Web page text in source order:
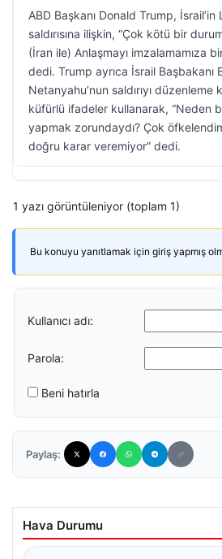
ABD Başkanı Donald Trump, İsrail’in
saldırısına ilişkin, “Çok kötü bir
(İran ile) Anlaşmayı imzalamamıza
dedi. Trump ayrıca İsrail Başbakanı
Netanyahu’nun saldırıyı düzenleme
küfürlü ifadeler kullanarak, “Neden
yapmak zorundaydı? Çok
doğru karar veremiyor” dedi.
1 yazı görüntüleniyor (toplam 1)
Bu konuyu yanıtlamak için giriş yapmış
Kullanıcı adı:
Parola:
Beni hatırla
Paylaş:
Hava Durumu